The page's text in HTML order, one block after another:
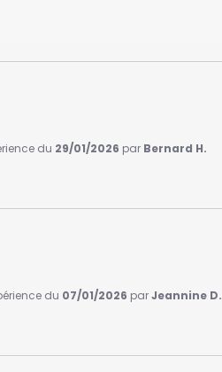
du 29/01/2026 par Bernard H.
du 07/01/2026 parJeannine D.